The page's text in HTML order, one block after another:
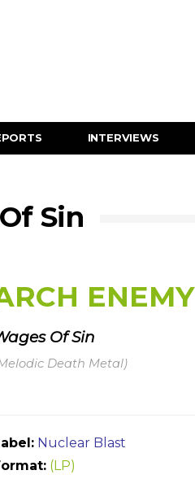
INTERVIEWS
Sin
ENEMY
Of Sin
Death Metal)
Nuclear Blast
(LP)